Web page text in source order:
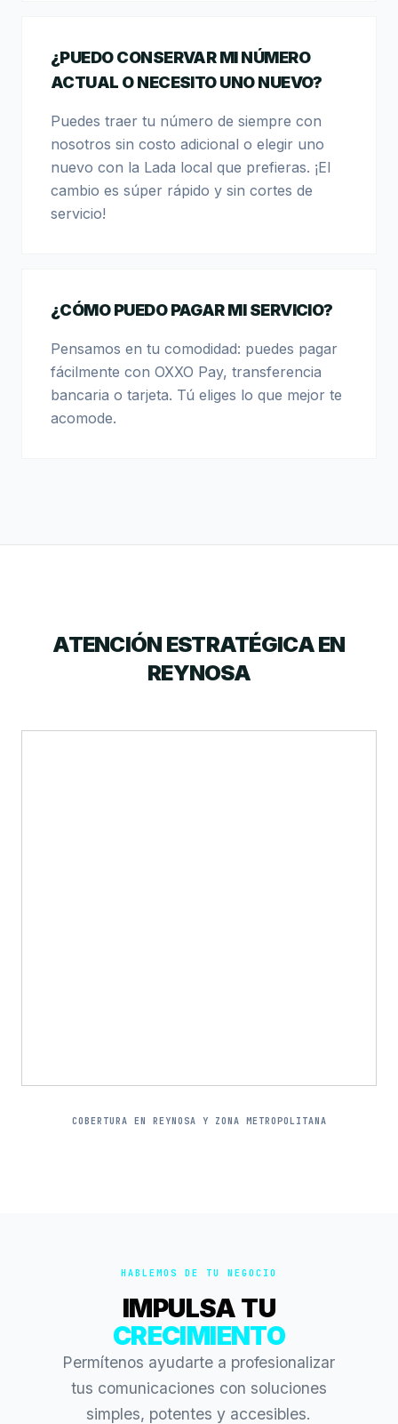
¿PUEDO CONSERVAR MI NÚMERO
ACTUAL O NECESITO UNO NUEVO?
Puedes traer tu número de siempre con
nosotros sin costo adicional o elegir uno
nuevo con la Lada local que prefieras. ¡El
cambio es súper rápido y sin cortes de
servicio!
¿CÓMO PUEDO PAGAR MI SERVICIO?
Pensamos en tu comodidad: puedes pagar
fácilmente con OXXO Pay, transferencia
bancaria o tarjeta. Tú eliges lo que mejor te
acomode.
ATENCIÓN ESTRATÉGICA EN
REYNOSA
COBERTURA EN REYNOSA Y ZONA METROPOLITANA
HABLEMOS DE TU NEGOCIO
IMPULSA TU
CRECIMIENTO
Permítenos ayudarte a profesionalizar
tus comunicaciones con soluciones
simples, potentes y accesibles.